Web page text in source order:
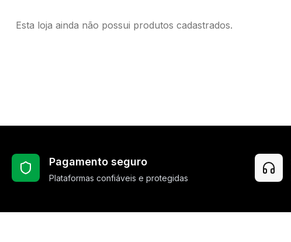
Esta loja ainda não possui produtos cadastrados.
Pagamento seguro
Plataformas confiáveis e protegidas